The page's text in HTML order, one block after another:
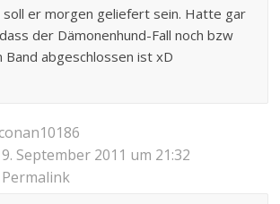
soll er morgen geliefert sein. Hatte gar
der Dämonenhund-Fall noch bzw
Band abgeschlossen ist xD
9. September 2011 um 21:32
Permalink